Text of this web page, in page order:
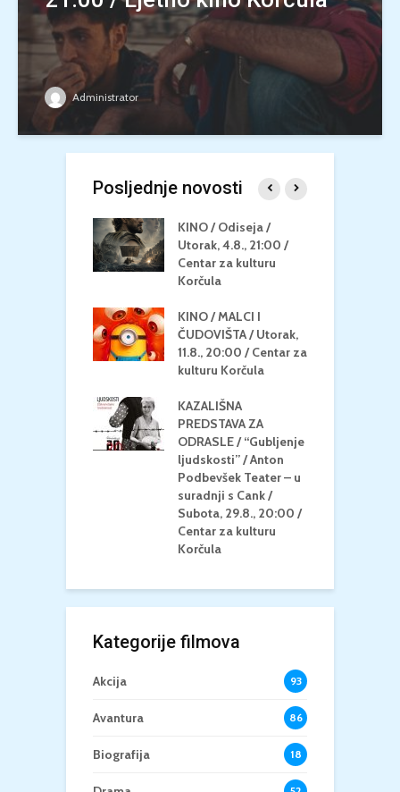
Administrator
Posljednje novosti
KINO / Odiseja /
Utorak, 4.8., 21:00 /
Centar za kulturu
Korčula
KINO / MALCI I
ČUDOVIŠTA / Utorak,
11.8., 20:00 / Centar za
kulturu Korčula
KAZALIŠNA
PREDSTAVA ZA
ODRASLE / “Gubljenje
ljudskosti” / Anton
Podbevšek Teater – u
suradnji s Cank /
Subota, 29.8., 20:00 /
Centar za kulturu
Korčula
Kategorije filmova
Akcija 93
Avantura 86
Biografija 18